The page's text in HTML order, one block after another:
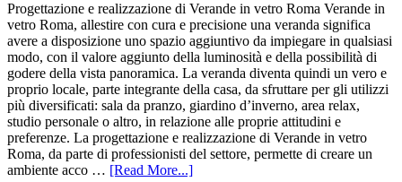
Progettazione e realizzazione di Verande in vetro Roma Verande in
vetro Roma, allestire con cura e precisione una veranda significa
avere a disposizione uno spazio aggiuntivo da impiegare in qualsiasi
modo, con il valore aggiunto della luminosità e della possibilità di
godere della vista panoramica. La veranda diventa quindi un vero e
proprio locale, parte integrante della casa, da sfruttare per gli utilizzi
più diversificati: sala da pranzo, giardino d’inverno, area relax,
studio personale o altro, in relazione alle proprie attitudini e
preferenze. La progettazione e realizzazione di Verande in vetro
Roma, da parte di professionisti del settore, permette di creare un
ambiente acco … [Read More...]